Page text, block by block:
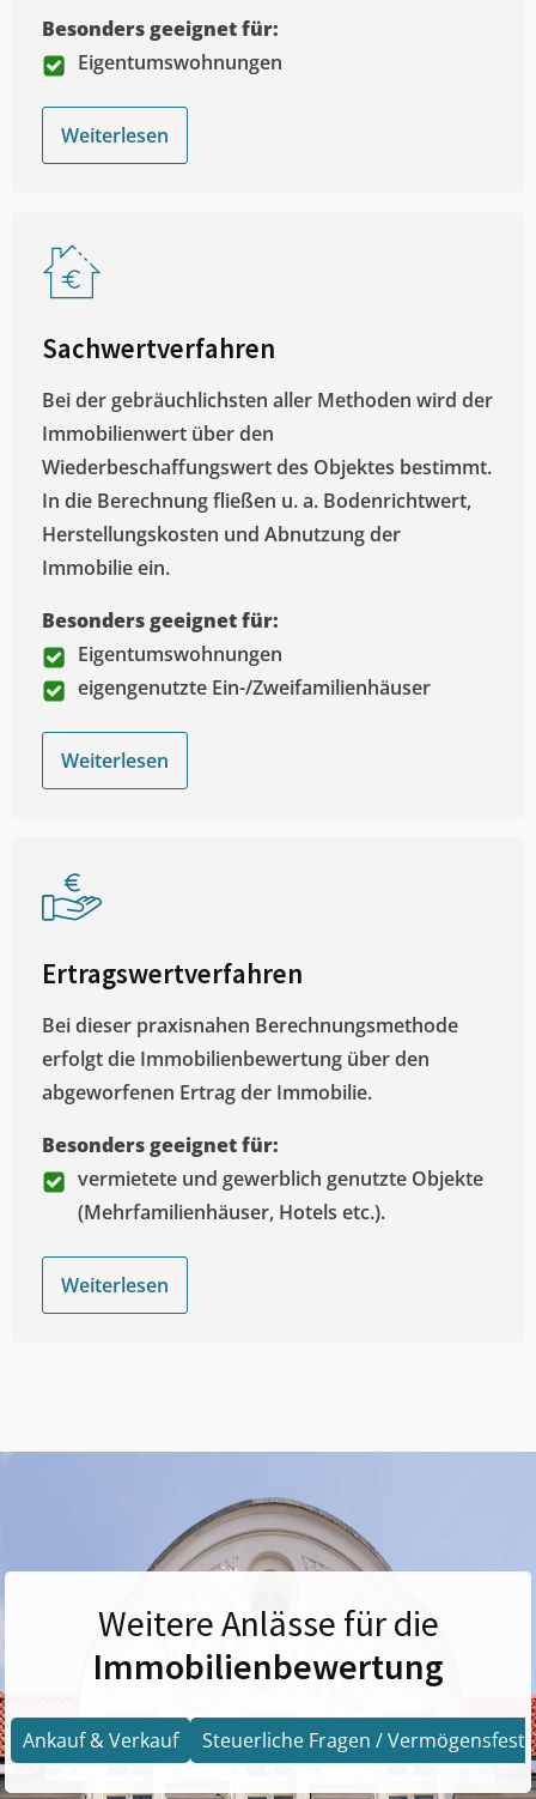
Besonders geeignet für:
Eigentumswohnungen
Weiterlesen
Sachwertverfahren
Bei der gebräuchlichsten aller Methoden wird der
Immobilienwert über den
Wiederbeschaffungswert des Objektes bestimmt.
In die Berechnung fließen u. a. Bodenrichtwert,
Herstellungskosten und Abnutzung der
Immobilie ein.
Besonders geeignet für:
Eigentumswohnungen
eigengenutzte Ein-/Zweifamilienhäuser
Weiterlesen
Ertragswertverfahren
Bei dieser praxisnahen Berechnungsmethode
erfolgt die Immobilienbewertung über den
abgeworfenen Ertrag der Immobilie.
Besonders geeignet für:
vermietete und gewerblich genutzte Objekte
(Mehrfamilienhäuser, Hotels etc.).
Weiterlesen
Weitere Anlässe für die
Immobilienbewertung
Ankauf & Verkauf Steuerliche Fragen /